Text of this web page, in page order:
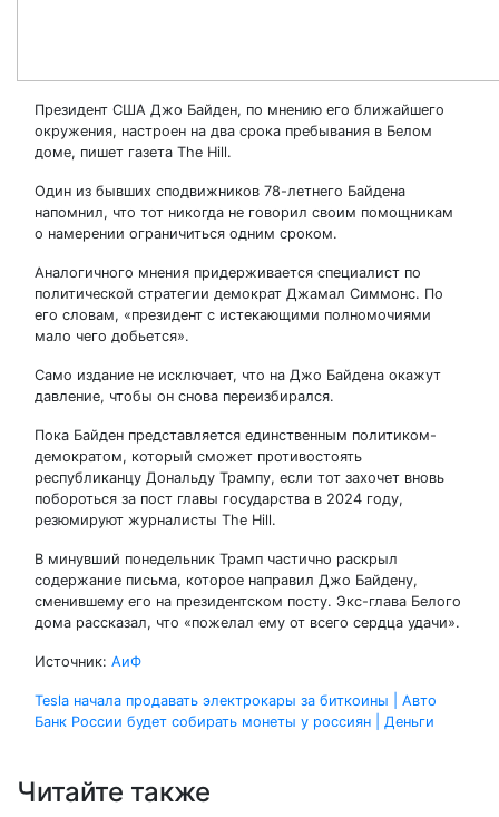
Президент США Джо Байден, по мнению его ближайшего
окружения, настроен на два срока пребывания в Белом
доме, пишет газета The Hill.
Один из бывших сподвижников 78-летнего Байдена
напомнил, что тот никогда не говорил своим помощникам
о намерении ограничиться одним сроком.
Аналогичного мнения придерживается специалист по
политической стратегии демократ Джамал Симмонс. По
его словам, «президент с истекающими полномочиями
мало чего добьется».
Само издание не исключает, что на Джо Байдена окажут
давление, чтобы он снова переизбирался.
Пока Байден представляется единственным политиком-
демократом, который сможет противостоять
республиканцу Дональду Трампу, если тот захочет вновь
побороться за пост главы государства в 2024 году,
резюмируют журналисты The Hill.
В минувший понедельник Трамп частично раскрыл
содержание письма, которое направил Джо Байдену,
сменившему его на президентском посту. Экс-глава Белого
дома рассказал, что «пожелал ему от всего сердца удачи».
Источник: АиФ
Навигация
записям
Tesla начала продавать электрокары за биткоины | Авто
Банк России будет собирать монеты у россиян | Деньги
Читайте также